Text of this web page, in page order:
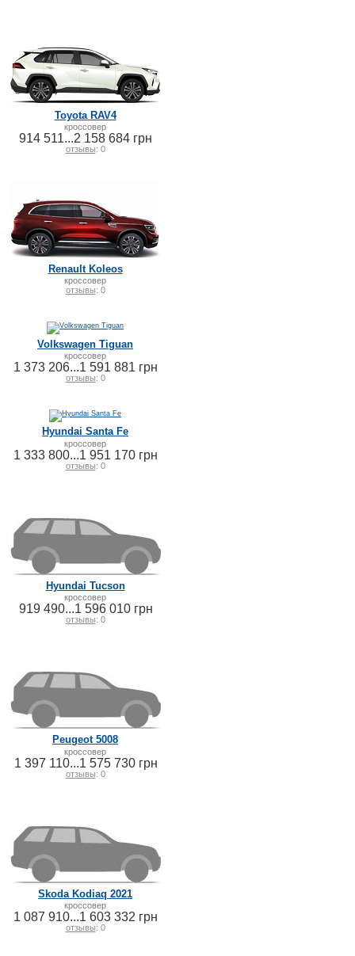
Toyota RAV4
кроссовер
914 511...2 158 684 грн
отзывы: 0
Renault Koleos
кроссовер
отзывы: 0
Volkswagen Tiguan
кроссовер
1 373 206...1 591 881 грн
отзывы: 0
Hyundai Santa Fe
кроссовер
1 333 800...1 951 170 грн
отзывы: 0
Hyundai Tucson
кроссовер
919 490...1 596 010 грн
отзывы: 0
Peugeot 5008
кроссовер
1 397 110...1 575 730 грн
отзывы: 0
Skoda Kodiaq 2021
кроссовер
1 087 910...1 603 332 грн
отзывы: 0